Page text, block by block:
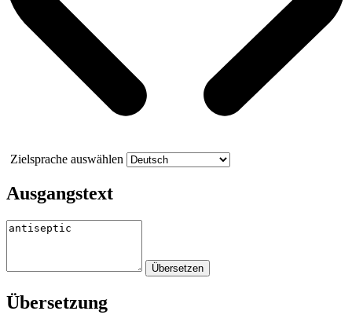
Zielsprache auswählen
Ausgangstext
Übersetzung